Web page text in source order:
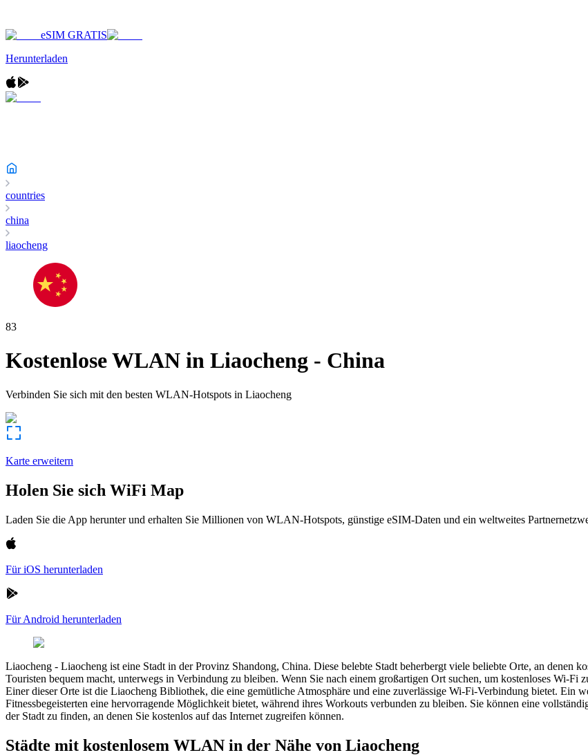
eSIM GRATIS
Herunterladen
countries
china
liaocheng
83
Kostenlose WLAN in Liaocheng - China
Verbinden Sie sich mit den besten WLAN-Hotspots in Liaocheng
Karte erweitern
Holen Sie sich WiFi Map
Laden Sie die App herunter und erhalten Sie Millionen von WLAN-Hotspots, günstige eSIM-Daten und ein weltweites
Für iOS herunterladen
Für Android herunterladen
Liaocheng - Liaocheng ist eine Stadt in der Provinz Shandong, China. Diese belebte Stadt beherbergt viele beliebte Orte, an denen
Touristen bequem macht, unterwegs in Verbindung zu bleiben. Wenn Sie nach einem großartigen Ort suchen, um kostenloses Wi-Fi
Einer dieser Orte ist die Liaocheng Bibliothek, die eine gemütliche Atmosphäre und eine zuverlässige Wi-Fi-Verbindung bietet. Ein
Fitnessbegeisterten eine hervorragende Möglichkeit bietet, während ihres Workouts verbunden zu bleiben. Sie können eine
der Stadt zu finden, an denen Sie kostenlos auf das Internet zugreifen können.
Städte mit kostenlosem WLAN in der Nähe von Liaocheng